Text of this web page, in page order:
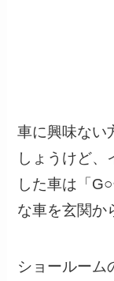
車に興味ない
しょうけど、
した車は「
な車を玄関か
ショールーム